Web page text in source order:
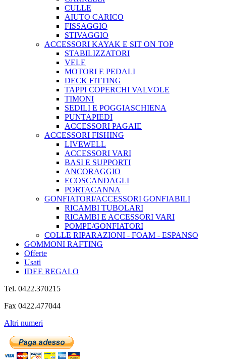
CULLE
AIUTO CARICO
FISSAGGIO
STIVAGGIO
ACCESSORI KAYAK E SIT ON TOP
STABILIZZATORI
VELE
MOTORI E PEDALI
DECK FITTING
TAPPI COPERCHI VALVOLE
TIMONI
SEDILI E POGGIASCHIENA
PUNTAPIEDI
ACCESSORI PAGAIE
ACCESSORI FISHING
LIVEWELL
ACCESSORI VARI
BASI E SUPPORTI
ANCORAGGIO
ECOSCANDAGLI
PORTACANNA
GONFIATORI/ACCESSORI GONFIABILI
RICAMBI TUBOLARI
RICAMBI E ACCESSORI VARI
POMPE/GONFIATORI
COLLE RIPARAZIONI - FOAM - ESPANSO
GOMMONI RAFTING
Offerte
Usati
IDEE REGALO
Tel. 0422.370215
Fax 0422.477044
Altri numeri